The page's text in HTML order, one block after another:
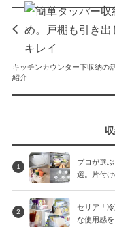
キッチンカウンター下収納の
紹介
1
プロが選
選。片付
2
セリア「
な使用感